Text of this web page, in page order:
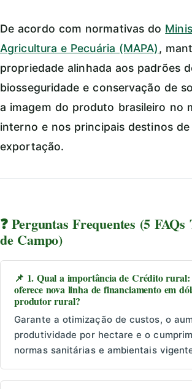
De acordo com normativas do
Agricultura e Pecuária (MAPA),
propriedade alinhada aos padrões
biosseguridade e conservação de
a imagem do produto brasileiro no
interno e nos principais destinos de
exportação.
❓ Perguntas Frequentes (5 FAQs
de Campo)
📌 1. Qual a importância de Crédito
oferece nova linha de financiamento em
produtor rural?
Garante a otimização de custos, o
produtividade por hectare e o
normas sanitárias e ambientais